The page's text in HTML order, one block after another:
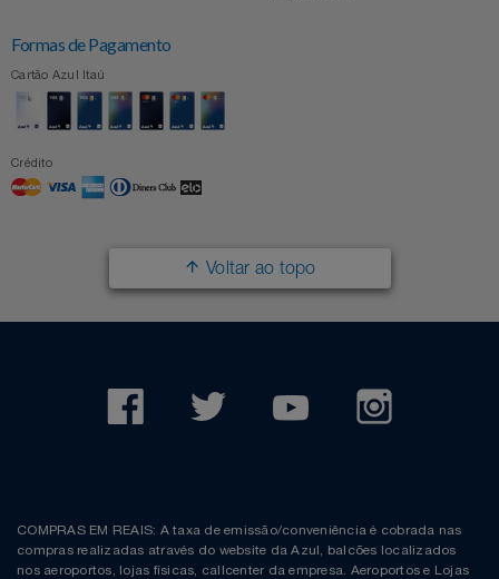
Formas de Pagamento
Cartão Azul Itaú
Crédito
Voltar ao topo
COMPRAS EM REAIS: A taxa de emissão/conveniência é cobrada nas
compras realizadas através do website da Azul, balcões localizados
nos aeroportos, lojas físicas, callcenter da empresa. Aeroportos e Lojas